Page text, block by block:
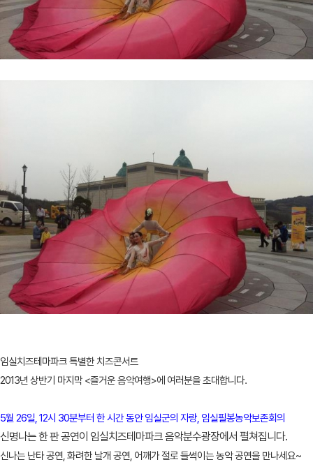
임실치즈테마파크 특별한 치즈콘서트
2013년 상반기 마지막 <즐거운 음악여행>에 여러분을 초대합니다.
5월 26일, 12시 30분부터 한 시간 동안 임실군의 자랑, 임실필봉농악보존회의
신명나는 한 판 공연이 임실치즈테마파크 음악분수광장에서 펼쳐집니다.
신나는 난타 공연, 화려한 날개 공연, 어깨가 절로 들썩이는 농악 공연을 만나세요~